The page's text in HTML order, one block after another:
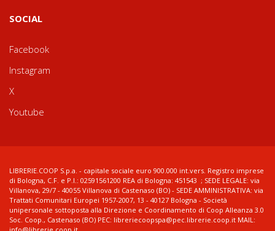
SOCIAL
Facebook
Instagram
X
Youtube
LIBRERIE.COOP S.p.a. - capitale sociale euro 900.000 int.vers. Registro imprese
di Bologna, C.F. e P.I.: 02591561200 REA di Bologna: 451543 ; SEDE LEGALE: via
Villanova, 29/7 - 40055 Villanova di Castenaso (BO) - SEDE AMMINISTRATIVA: via
Trattati Comunitari Europei 1957-2007, 13 - 40127 Bologna - Società
unipersonale sottoposta alla Direzione e Coordinamento di Coop Alleanza 3.0
Soc. Coop., Castenaso (BO) PEC: libreriecoopspa@pec.librerie.coop.it MAIL: